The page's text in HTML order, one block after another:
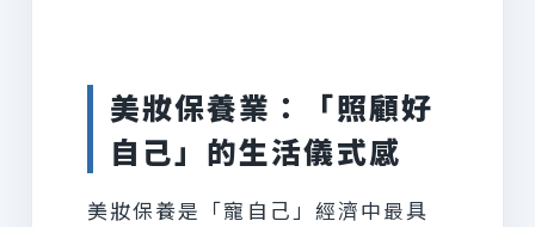
美妝保養業：「照顧好
自己」的生活儀式感
美妝保養是「寵自己」經濟中最具